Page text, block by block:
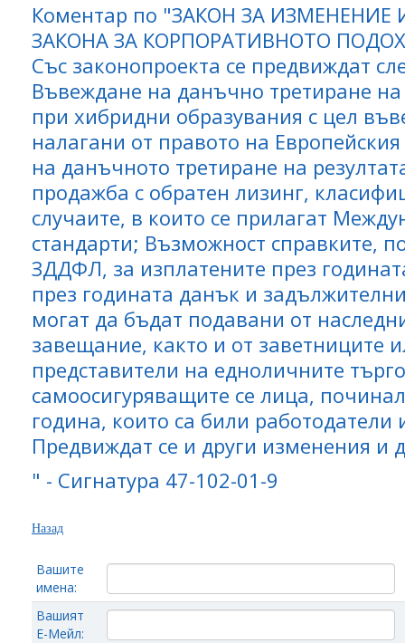
Коментар по "ЗАКОН ЗА
ЗАКОНА ЗА КОРПОРАТИВНОТО
Със законопроекта се предвиждат
Въвеждане на данъчно третиране на
при хибридни образувания с цел
налагани от правото на
на данъчното третиране на
продажба с обратен лизинг,
случаите, в които се прилагат
стандарти; Възможност справките,
ЗДДФЛ, за изплатените през
през годината данък и
могат да бъдат подавани от
завещание, както и от заветниците
представители на едноличните
самоосигуряващите се лица,
година, които са били
Предвиждат се и други изменения и
" - Сигнатура 47-102-01-9
Назад
Вашите
имена:
Вашият
Е-Мейл: